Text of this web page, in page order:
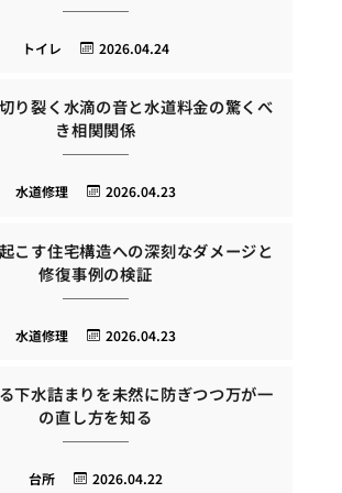
2026.04.24
トイレ
り裂く水滴の音と水道料金の驚くべ
き相関関係
2026.04.23
水道修理
こす住宅構造への深刻なダメージと
修復事例の検証
2026.04.23
水道修理
下水詰まりを未然に防ぎつつ万が一
の直し方を知る
2026.04.22
台所